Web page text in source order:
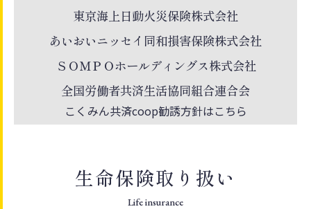
東京海上日動火災保険株式会社
あいおいニッセイ同和損害保険株式会社
ＳＯＭＰＯホールディングス株式会社
全国労働者共済生活協同組合連合会
こくみん共済coop勧誘方針はこちら
Life insurance
生命保険取り扱い